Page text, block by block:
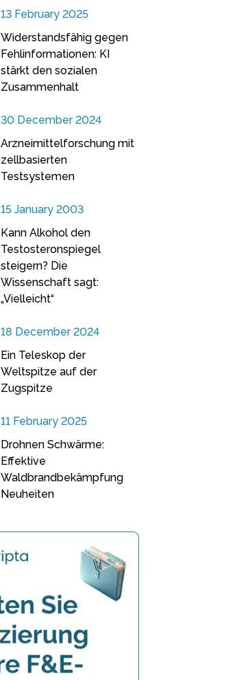
13 February 2025
Widerstandsfähig gegen
Fehlinformationen: KI
stärkt den sozialen
Zusammenhalt
30 December 2024
Arzneimittelforschung mit
zellbasierten
Testsystemen
15 January 2003
Kann Alkohol den
Testosteronspiegel
steigern? Die
Wissenschaft sagt:
„Vielleicht“
18 December 2024
Ein Teleskop der
Weltspitze auf der
Zugspitze
11 February 2025
Drohnen Schwärme:
Effektive
Waldbrandbekämpfung
Neuheiten